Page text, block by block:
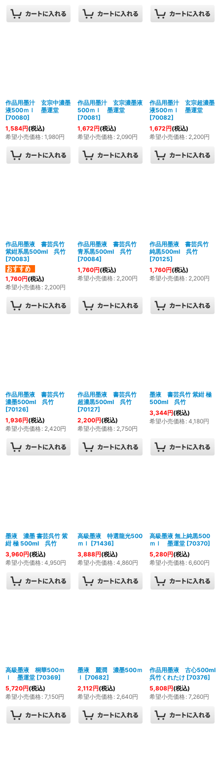
作品用墨汁 玄宗中濃墨
液500ｍｌ 墨運堂
[70080]
1,584円(税込)
希望小売価格: 1,980円
作品用墨汁 玄宗濃墨液
500ｍｌ 墨運堂
[70081]
1,672円(税込)
希望小売価格: 2,090円
作品用墨汁 玄宗超濃墨
液500ｍｌ 墨運堂
[70082]
1,672円(税込)
希望小売価格: 2,200円
作品用墨液 書芸呉竹
紫紺系黒500ml 呉竹
[70083]
1,760円(税込)
希望小売価格: 2,200円
作品用墨液 書芸呉竹
青系黒500ml 呉竹
[70084]
1,760円(税込)
希望小売価格: 2,200円
作品用墨液 書芸呉竹
純黒500ml 呉竹
[70125]
1,760円(税込)
希望小売価格: 2,200円
作品用墨液 書芸呉竹
濃墨500ml 呉竹
[70126]
1,936円(税込)
希望小売価格: 2,420円
作品用墨液 書芸呉竹
超濃黒500ml 呉竹
[70127]
2,200円(税込)
希望小売価格: 2,750円
墨液 書芸呉竹 紫紺 極
500ml 呉竹
3,344円(税込)
希望小売価格: 4,180円
墨液 濃墨 書芸呉竹 紫
紺 極 500ml 呉竹
3,960円(税込)
希望小売価格: 4,950円
高級墨液 特選龍光500
ｍｌ [71436]
3,888円(税込)
希望小売価格: 4,860円
高級墨液 無上純黒500
ｍｌ 墨運堂 [70370]
5,280円(税込)
希望小売価格: 6,600円
高級墨液 桐華500ｍ
ｌ 墨運堂 [70369]
5,720円(税込)
希望小売価格: 7,150円
墨液 麗潤 濃墨500ｍ
ｌ [70682]
2,112円(税込)
希望小売価格: 2,640円
作品用墨液 古心500ml
呉竹くれたけ [70376]
5,808円(税込)
希望小売価格: 7,260円